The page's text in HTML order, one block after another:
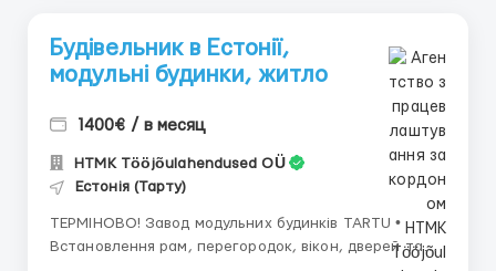
Будівельник в Естонії,
модульні будинки, житло
1400€ / в месяц
HTMK Tööjõulahendused OÜ
Естонія (Тарту)
ТЕРМІНОВО! Завод модульних будинків TARTU •
Встановлення рам, перегородок, вікон, дверей та